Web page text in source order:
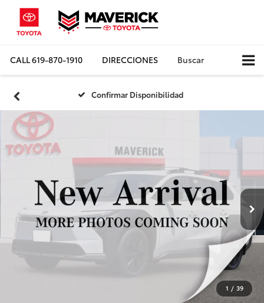
CALL619-870-1910 DIRECCIONES Buscar
Confirmar Disponibilidad
1 / 39